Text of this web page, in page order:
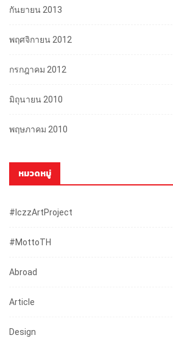
กันยายน 2013
พฤศจิกายน 2012
กรกฎาคม 2012
มิถุนายน 2010
พฤษภาคม 2010
หมวดหมู่
#iczzArtProject
#mottoTH
Abroad
Article
Design